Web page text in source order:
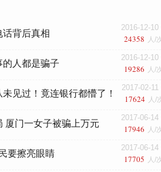
话背后真相
2016-12-
24358 人/
人都是骗子
2016-12-10
19286 人/
见过！竟连银行都懵了！
2017-02-
17624 人/
厦门一女子被骗上万元
2017-06-
17946 人/
要擦亮眼睛
2017-06-
17705 人/